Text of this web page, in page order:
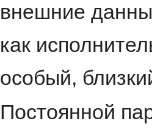
внешние
как
особый,
Постоянной